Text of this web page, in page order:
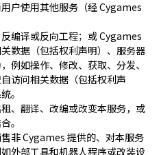
户使用其他服务（经 Cygames
编译或反向工程；或 Cygames
数据（包括权利声明）、服务器
例如操作、修改、获取、分发、
访问相关数据（包括权利声
。
、翻译、改编或改变本服务，或
。
非 Cygames 提供的、对本服务
外部工具和机器人程序或改装设